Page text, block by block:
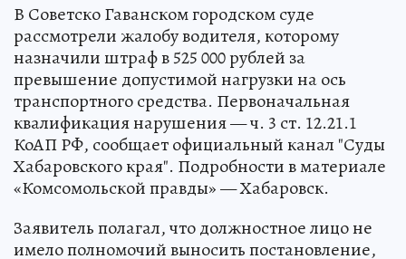
В Советско Гаванском городском суде
рассмотрели жалобу водителя, которому
назначили штраф в 525 000 рублей за
превышение допустимой нагрузки на ось
транспортного средства. Первоначальная
квалификация нарушения — ч. 3 ст. 12.21.1
КоАП РФ, сообщает официальный канал "Суды
Хабаровского края". Подробности в материале
«Комсомольской правды» — Хабаровск.
Заявитель полагал, что должностное лицо не
имело полномочий выносить постановление,